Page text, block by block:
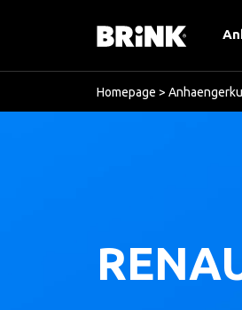
Homepage >